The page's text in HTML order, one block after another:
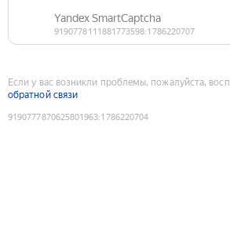
Если у вас возникли проблемы, пожалуйста,
обратной связи
9190777870625801963:1786220704